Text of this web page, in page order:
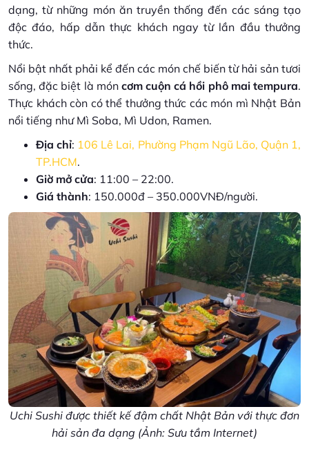
dạng, từ những món ăn truyền thống đến các sáng tạo
độc đáo, hấp dẫn thực khách ngay từ lần đầu thưởng
thức.
Nổi bật nhất phải kể đến các món chế biến từ hải sản tươi
sống, đặc biệt là món cơm cuộn cá hồi phô mai tempura.
Thực khách còn có thể thưởng thức các món mì Nhật Bản
nổi tiếng như Mì Soba, Mì Udon, Ramen.
Địa chỉ: 106 Lê Lai, Phường Phạm Ngũ Lão, Quận 1,
TP.HCM.
Giờ mở cửa: 11:00 – 22:00.
Giá thành: 150.000đ – 350.000VNĐ/người.
Uchi Sushi được thiết kế đậm chất Nhật Bản với thực đơn
hải sản đa dạng (Ảnh: Sưu tầm Internet)